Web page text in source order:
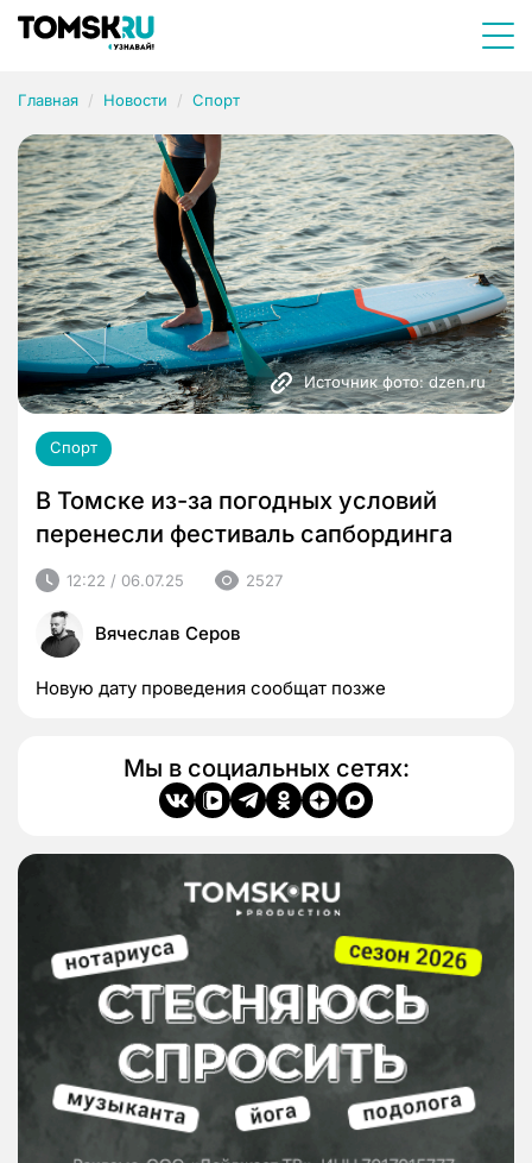
Главная Новости Спорт
Источник фото: dzen.ru
Спорт
В Томске из-за погодных условий
перенесли фестиваль сапбординга
12:22 / 06.07.25 2527
Вячеслав Серов
Новую дату проведения сообщат позже
Мы в социальных сетях: